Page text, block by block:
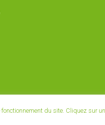
du site. Cliquez sur